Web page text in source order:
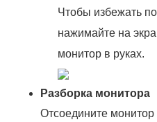
Чтобы избежать
нажимайте на
монитор в руках.
Разборка монитора
Отсоедините монитор